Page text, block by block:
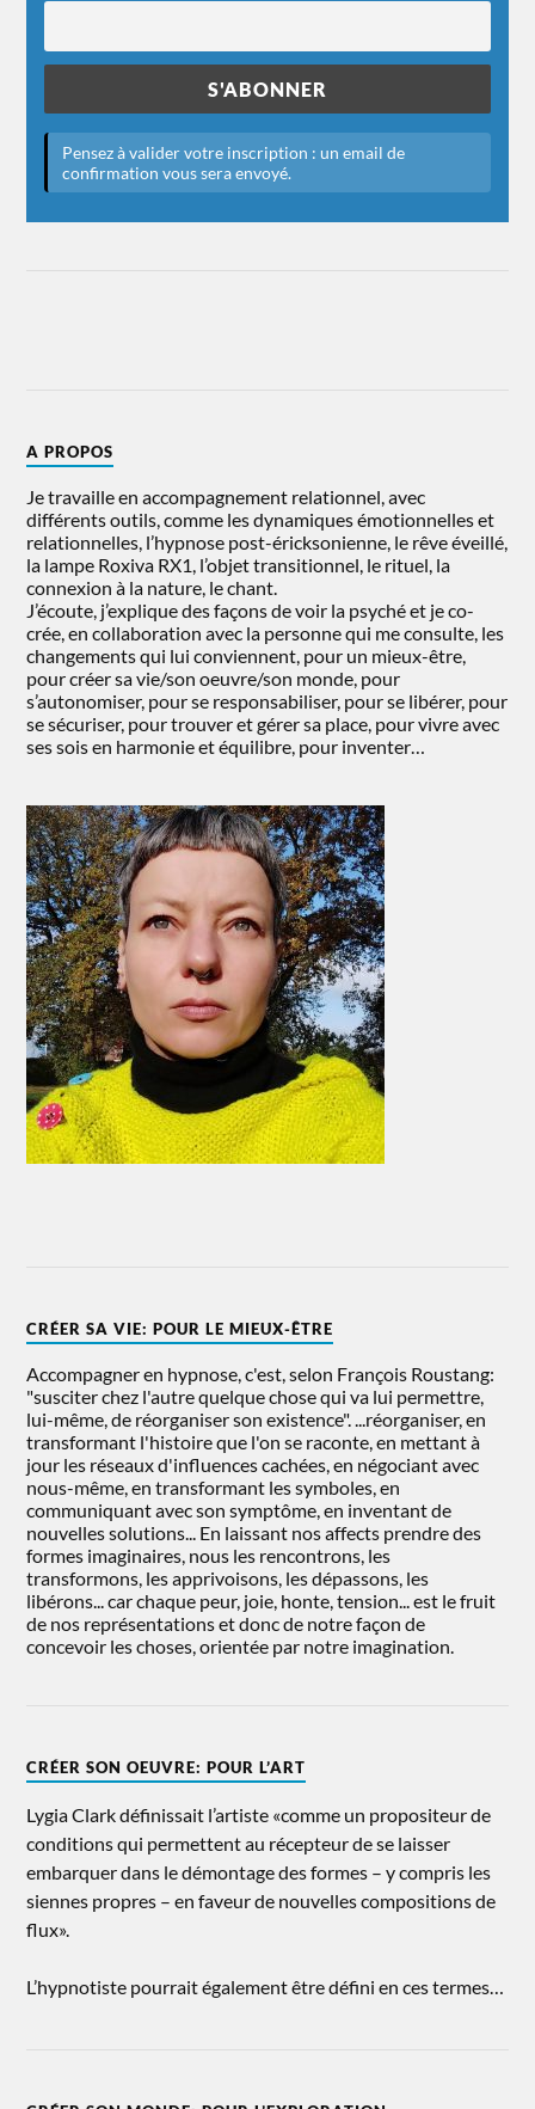
A PROPOS
Je travaille en accompagnement relationnel, avec
différents outils, comme les dynamiques émotionnelles et
relationnelles, l’hypnose post-éricksonienne, le rêve éveillé,
la lampe Roxiva RX1, l’objet transitionnel, le rituel, la
connexion à la nature, le chant.
J’écoute, j’explique des façons de voir la psyché et je co-
crée, en collaboration avec la personne qui me consulte, les
changements qui lui conviennent, pour un mieux-être,
pour créer sa vie/son oeuvre/son monde, pour
s’autonomiser, pour se responsabiliser, pour se libérer, pour
se sécuriser, pour trouver et gérer sa place, pour vivre avec
ses sois en harmonie et équilibre, pour inventer…
CRÉER SA VIE: POUR LE MIEUX-ÊTRE
Accompagner en hypnose, c'est, selon François Roustang:
"susciter chez l'autre quelque chose qui va lui permettre,
lui-même, de réorganiser son existence". ...réorganiser, en
transformant l'histoire que l'on se raconte, en mettant à
jour les réseaux d'influences cachées, en négociant avec
nous-même, en transformant les symboles, en
communiquant avec son symptôme, en inventant de
nouvelles solutions... En laissant nos affects prendre des
formes imaginaires, nous les rencontrons, les
transformons, les apprivoisons, les dépassons, les
libérons... car chaque peur, joie, honte, tension... est le fruit
de nos représentations et donc de notre façon de
concevoir les choses, orientée par notre imagination.
CRÉER SON OEUVRE: POUR L’ART
Lygia Clark définissait l’artiste «comme un propositeur de
conditions qui permettent au récepteur de se laisser
embarquer dans le démontage des formes – y compris les
siennes propres – en faveur de nouvelles compositions de
flux».
L’hypnotiste pourrait également être défini en ces termes…